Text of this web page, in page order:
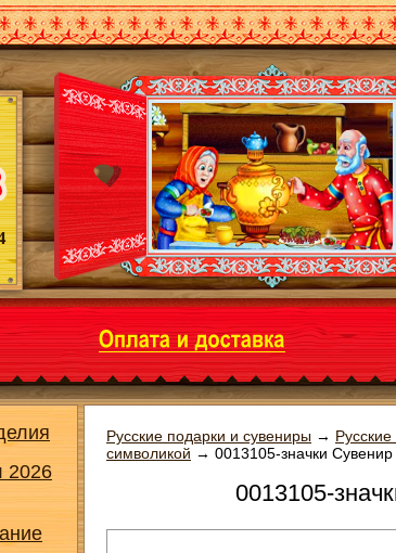
2026
Русские подарки и сувениры →
символикой → 0013105-значки
0013105-